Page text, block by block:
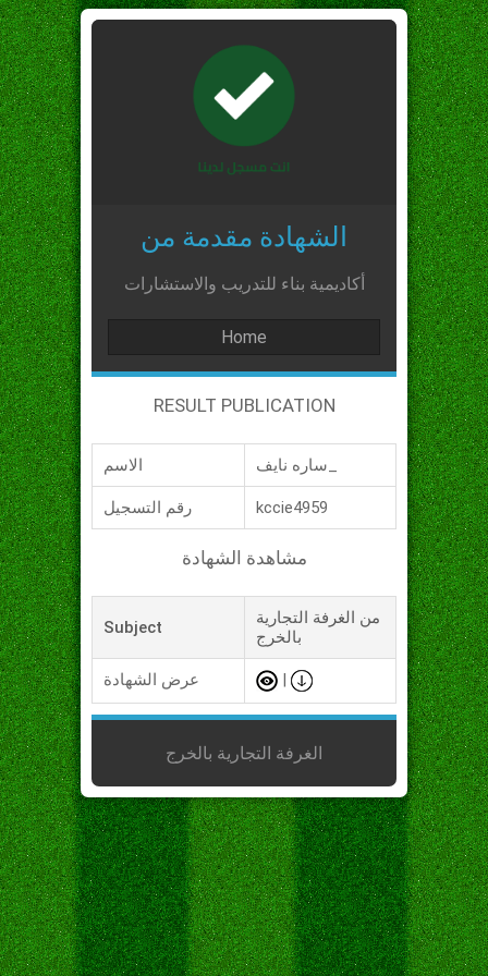
الشهادة مقدمة من
أكاديمية بناء للتدريب والاستشارات
Home
RESULT PUBLICATION
الاسم
رقم التسجيل kccie4959
مشاهدة الشهادة
Subject
من الغرفة التجارية
بالخرج
عرض الشهادة
الغرفة التجارية بالخرج